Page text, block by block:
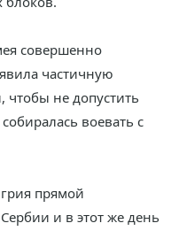
совершенно
частичную
не допустить
воевать с
прямой
и в этот же день